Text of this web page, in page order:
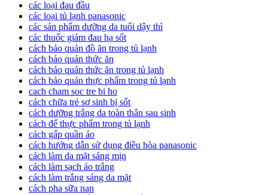
các loại đau đầu
các loại tủ lạnh panasonic
các sản phẩm dưỡng da tuổi dậy thì
các thuốc giảm đau hạ sốt
cách bảo quản đồ ăn trong tủ lạnh
cách bảo quản thức ăn
cách bảo quản thức ăn trong tủ lạnh
cách bảo quản thực phẩm trong tủ lạnh
cach cham soc tre bi ho
cách chữa trẻ sơ sinh bị sốt
cách dưỡng trắng da toàn thân sau sinh
cách để thực phẩm trong tủ lạnh
cách gấp quần áo
cách hướng dẫn sử dụng điều hòa panasonic
cách làm da mặt sáng mịn
cách làm sạch áo trắng
cách làm trắng sáng da mặt
cách pha sữa nan